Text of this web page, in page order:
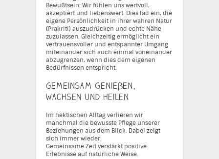
Bewußtsein: Wir fühlen uns wertvoll,
akzeptiert und liebenswert. Dies läd ein, die
eigene Persönlichkeit in ihrer wahren Natur
(Prakriti) auszudrücken und echte Nähe
zuzulassen. Gleichzeitig ermöglicht ein
vertrauensvoller und entspannter Umgang
miteinander sich auch einmal voneinander
abzugrenzen, wenn dies dem eigenen
Bedürfnissen entspricht.
Gemeinsam genießen,
wachsen und heilen
Im hektischen Alltag verlieren wir
manchmal die bewusste Pflege unserer
Beziehungen aus dem Blick. Dabei zeigt
sich immer wieder:
Gemeinsame Zeit verstärkt positive
Erlebnisse auf natürliche Weise.